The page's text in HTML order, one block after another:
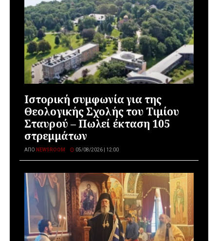
Ιστορική συμφωνία για της
Θεολογικής Σχολής του Τιμίου
Σταυρού – Πωλεί έκταση 105
στρεμμάτων
ΑΠΌ NEWSROOM 05/08/2026 | 12:00